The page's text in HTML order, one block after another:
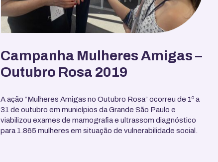
Campanha Mulheres Amigas –
Outubro Rosa 2019
A ação “Mulheres Amigas no Outubro Rosa” ocorreu de 1º a
31 de outubro em municípios da Grande São Paulo e
viabilizou exames de mamografia e ultrassom diagnóstico
para 1.865 mulheres em situação de vulnerabilidade social.